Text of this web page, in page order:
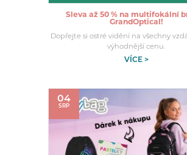
Sleva až 50 % na multifokální
GrandOptical!
Dopřejte si ostré vidění na všechny
výhodnější cenu.
VÍCE >
04
SRP